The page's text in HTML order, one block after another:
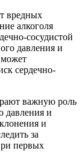
вредных
алкоголя
сосудистой
давления и
сердечно-
важную роль
давления и
и
за
первых